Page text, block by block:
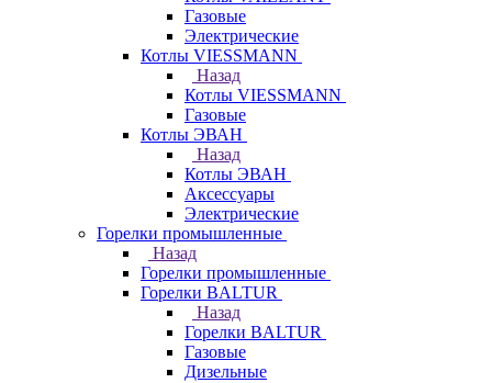
Газовые
Электрические
Котлы VIESSMANN
Назад
Котлы VIESSMANN
Газовые
Котлы ЭВАН
Назад
Котлы ЭВАН
Аксессуары
Электрические
Горелки промышленные
Назад
Горелки промышленные
Горелки BALTUR
Назад
Горелки BALTUR
Газовые
Дизельные